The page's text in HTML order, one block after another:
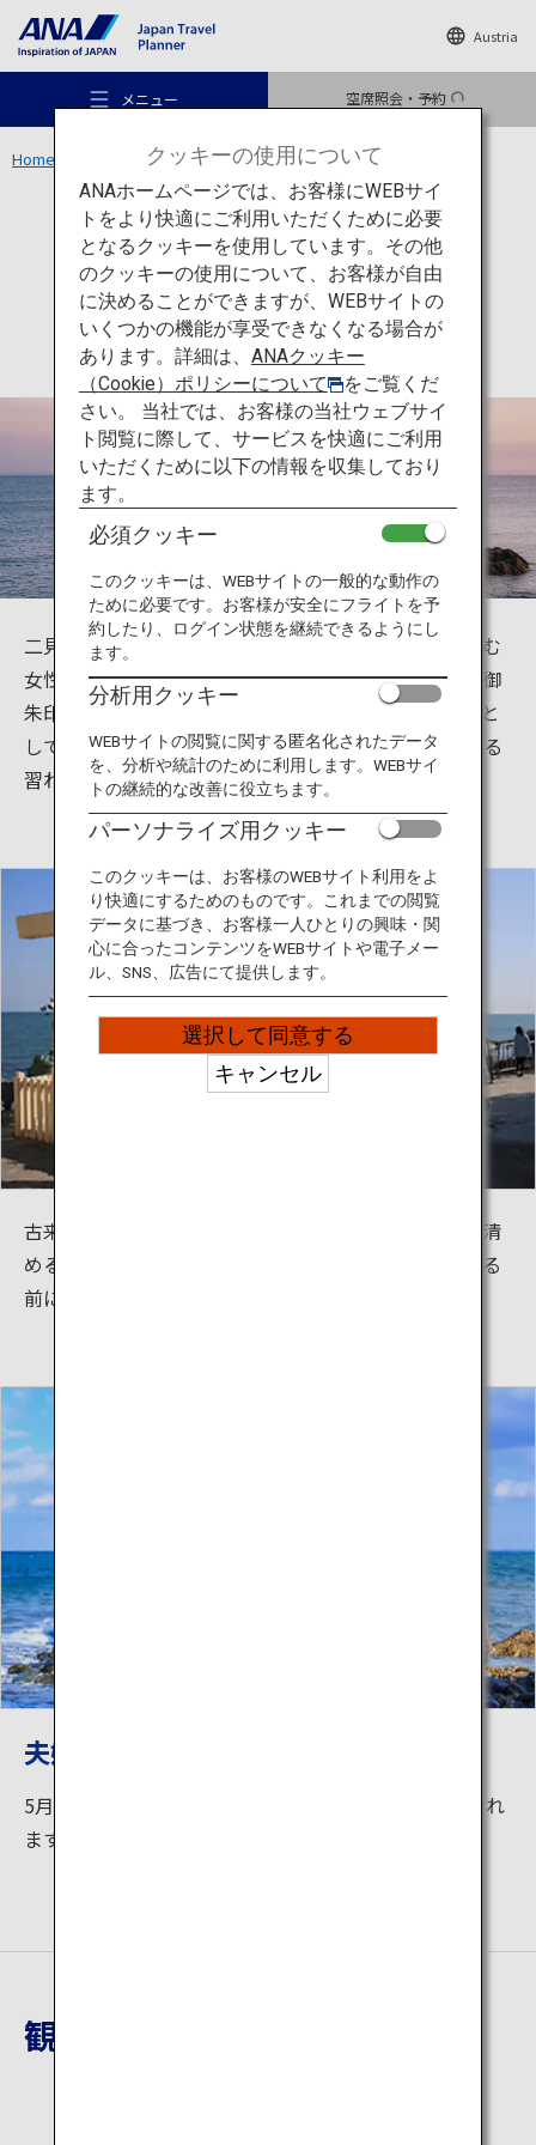
Austria
メニュー 空席照会・予約
おすすめの旅
旅のアイデア
行き先
旅のお役立ち情報
ANA サービス
Home 中部エリア 二見興玉神社
アクティビティ 三重
二見興玉神社
二見興玉神社は三重県伊勢市二見町にあり、良縁を望む
女性の縁結びや夫婦円満の神様として有名でお守りや御
朱印も人気があります。近隣の伊勢神宮参拝の前に禊と
して二見興玉神社を身を清めるというのが古くからある
習わしです。
古来より、伊勢神宮参拝の前に二見浦の海水で心身を清
める習わしがあり、今でも多くの人が伊勢神宮に詣でる
前に二見興玉神社に参拝しています。
夫婦岩
5月から7月の間、夫婦岩の間から日が昇る絶景が見られ
ます。
観光地詳細
クッキーの使用について
ANAホームページでは、お客様にWEBサイ
トをより快適にご利用いただくために必要
となるクッキーを使用しています。その他
のクッキーの使用について、お客様が自由
に決めることができますが、WEBサイトの
いくつかの機能が享受できなくなる場合が
あります。詳細は、 ANAクッキー
（Cookie）ポリシーについて
をご覧くだ
さい。 当社では、お客様の当社ウェブサイ
ト閲覧に際して、サービスを快適にご利用
いただくために以下の情報を収集しており
ます。
必須クッキー
このクッキーは、WEBサイトの一般的な動作の
ために必要です。お客様が安全にフライトを予
約したり、ログイン状態を継続できるようにし
ます。
分析用クッキー
WEBサイトの閲覧に関する匿名化されたデータ
を、分析や統計のために利用します。WEBサイ
トの継続的な改善に役立ちます。
パーソナライズ用クッキー
このクッキーは、お客様のWEBサイト利用をよ
り快適にするためのものです。これまでの閲覧
データに基づき、お客様一人ひとりの興味・関
心に合ったコンテンツをWEBサイトや電子メー
ル、SNS、広告にて提供します。
選択して同意する
キャンセル